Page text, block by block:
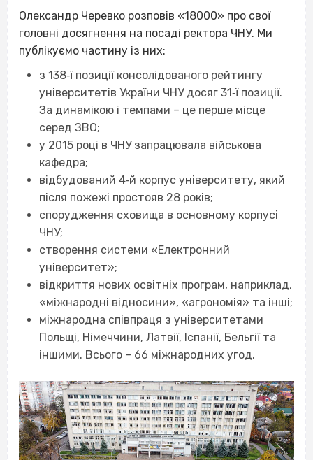
Олександр Черевко розповів «18000» про свої
головні досягнення на посаді ректора ЧНУ. Ми
публікуємо частину із них:
з 138‐ї позиції консолідованого рейтингу
університетів України ЧНУ досяг 31‐ї позиції.
За динамікою і темпами – це перше місце
серед ЗВО;
у 2015 році в ЧНУ запрацювала військова
кафедра;
відбудований 4‐й корпус університету, який
після пожежі простояв 28 років;
спорудження сховища в основному корпусі
ЧНУ;
створення системи «Електронний
університет»;
відкриття нових освітніх програм, наприклад,
«міжнародні відносини», «агрономія» та інші;
міжнародна співпраця з університетами
Польщі, Німеччини, Латвії, Іспанії, Бельгії та
іншими. Всього – 66 міжнародних угод.